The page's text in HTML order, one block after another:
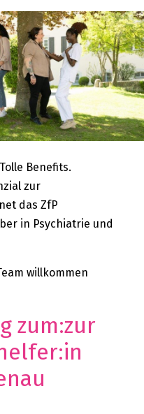
Benefits.
zur
das ZfP
in Psychiatrie und
willkommen
zum:zur